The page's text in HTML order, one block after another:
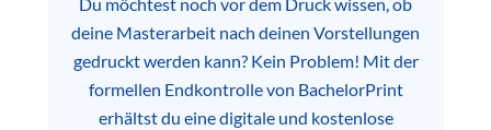
deine Masterarbeit nach deinen Vorstellungen
gedruckt werden kann? Kein Problem! Mit der
formellen Endkontrolle von BachelorPrint
erhältst du eine digitale und kostenlose